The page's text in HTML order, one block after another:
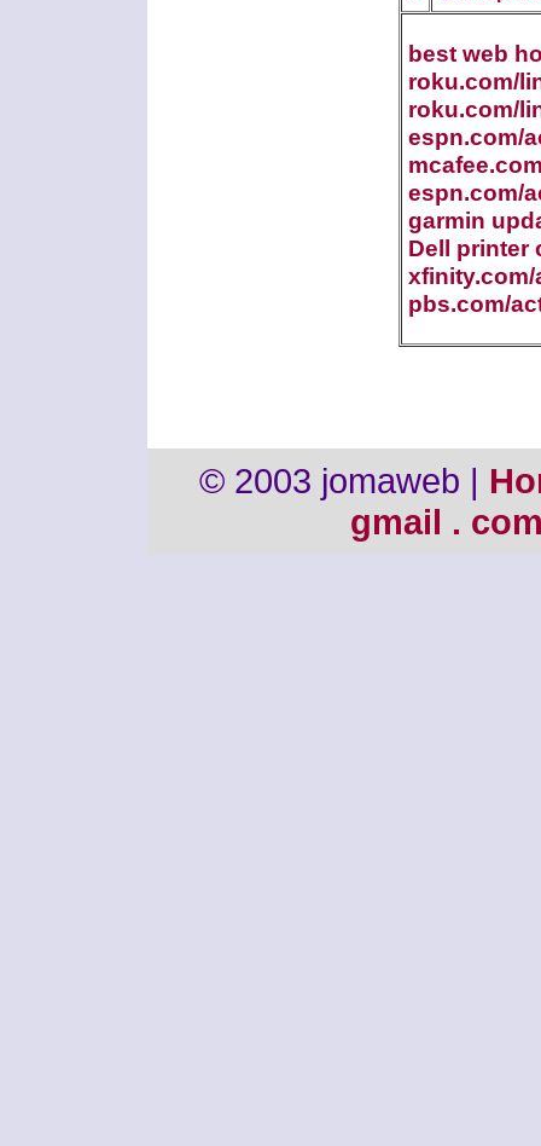
best web
roku.com/
roku.com/
espn.com/
espn.com/
garmin
Dell printer
xfinity.com/
pbs.com/
© 2003 jomaweb |
gmail .